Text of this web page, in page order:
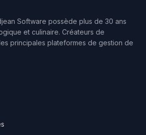
Software possède plus de 30 ans
et culinaire. Créateurs de
principales plateformes de gestion de